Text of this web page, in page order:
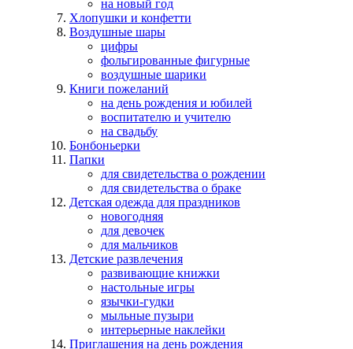
на новый год
Хлопушки и конфетти
Воздушные шары
цифры
фольгированные фигурные
воздушные шарики
Книги пожеланий
на день рождения и юбилей
воспитателю и учителю
на свадьбу
Бонбоньерки
Папки
для свидетельства о рождении
для свидетельства о браке
Детская одежда для праздников
новогодняя
для девочек
для мальчиков
Детские развлечения
развивающие книжки
настольные игры
язычки-гудки
мыльные пузыри
интерьерные наклейки
Приглашения на день рождения